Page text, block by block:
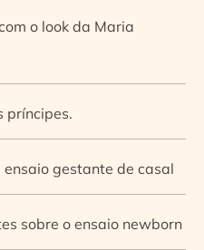
o look da Maria
príncipes.
gestante de casal
sobre o ensaio newborn